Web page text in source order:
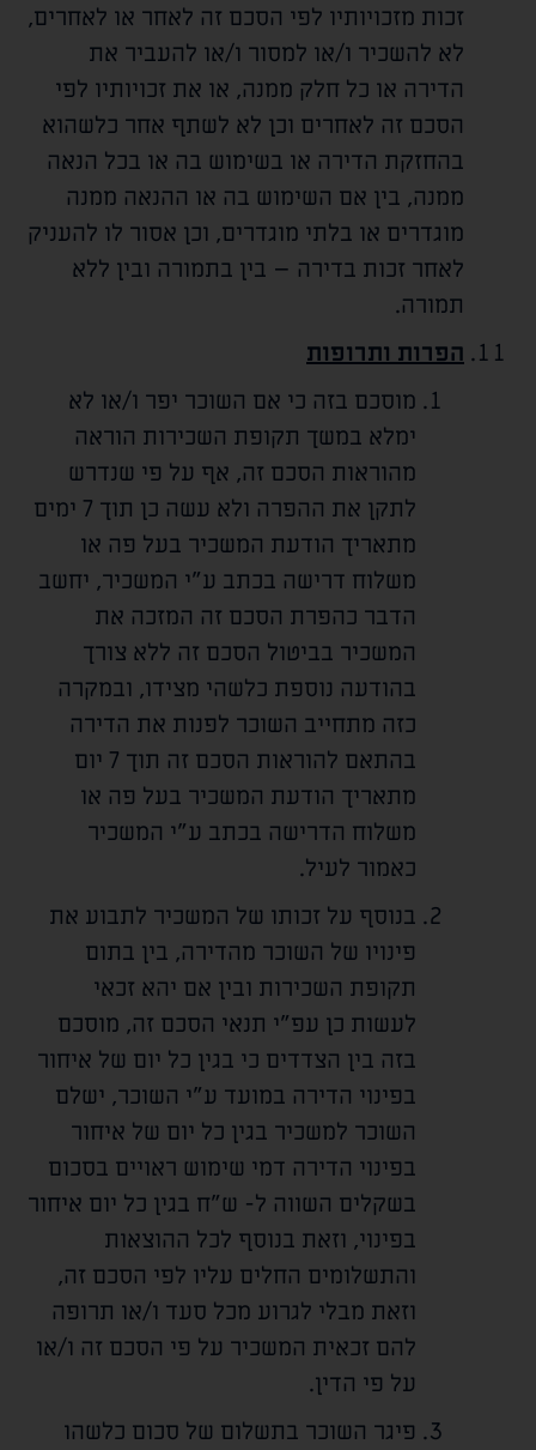
זכות מזכויותיו לפי הסכם זה לאחר או לאחרים,
לא להשכיר ו/או למסור ו/או להעביר את
הדירה או כל חלק ממנה, או את זכויותיו לפי
הסכם זה לאחרים וכן לא לשתף אחר כלשהוא
בהחזקת הדירה או בשימוש בה או בכל הנאה
ממנה, בין אם השימוש בה או ההנאה ממנה
מוגדרים או בלתי מוגדרים, וכן אסור לו להעניק
לאחר זכות בדירה – בין בתמורה ובין ללא
תמורה.
הפרות ותרופות
מוסכם בזה כי אם השוכר יפר ו/או לא
ימלא במשך תקופת השכירות הוראה
מהוראות הסכם זה, אף על פי שנדרש
לתקן את ההפרה ולא עשה כן תוך 7 ימים
מתאריך הודעת המשכיר בעל פה או
משלוח דרישה בכתב ע"י המשכיר, יחשב
הדבר כהפרת הסכם זה המזכה את
המשכיר בביטול הסכם זה ללא צורך
בהודעה נוספת כלשהי מצידו, ובמקרה
כזה מתחייב השוכר לפנות את הדירה
בהתאם להוראות הסכם זה תוך 7 יום
מתאריך הודעת המשכיר בעל פה או
משלוח הדרישה בכתב ע"י המשכיר
כאמור לעיל.
בנוסף על זכותו של המשכיר לתבוע את
פינויו של השוכר מהדירה, בין בתום
תקופת השכירות ובין אם יהא זכאי
לעשות כן עפ"י תנאי הסכם זה, מוסכם
בזה בין הצדדים כי בגין כל יום של איחור
בפינוי הדירה במועד ע"י השוכר, ישלם
השוכר למשכיר בגין כל יום של איחור
בפינוי הדירה דמי שימוש ראויים בסכום
בשקלים השווה ל- ש"ח בגין כל יום איחור
בפינוי, וזאת בנוסף לכל ההוצאות
והתשלומים החלים עליו לפי הסכם זה,
וזאת מבלי לגרוע מכל סעד ו/או תרופה
להם זכאית המשכיר על פי הסכם זה ו/או
על פי הדין.
פיגר השוכר בתשלום של סכום כלשהו